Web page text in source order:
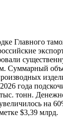
Главного
Суммарный
года
тонн.
на
$3,39 млрд.